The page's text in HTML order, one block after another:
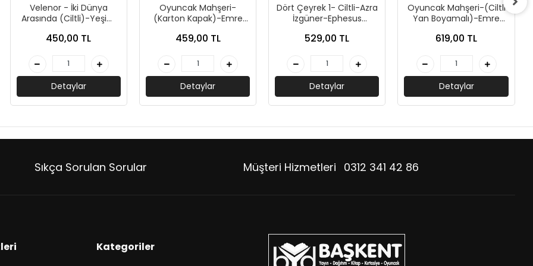
Velenor - İki Dünya
Arasında (Ciltli)-Yeşim
Yayınları
450,00 TL
Detaylar
Oyuncak Mahşeri-
(Karton Kapak)-Emre
459,00 TL
Detaylar
Dört Çeyrek 1- Ciltli-Azra
İzgüner-Ephesus
529,00 TL
Detaylar
Oyuncak Mahşeri-(Ciltli
Yan Boyamalı)-Emre
619,00 TL
Detaylar
Sıkça Sorulan Sorular Müşteri Hizmetleri 0312 341 42 86
Kategoriler